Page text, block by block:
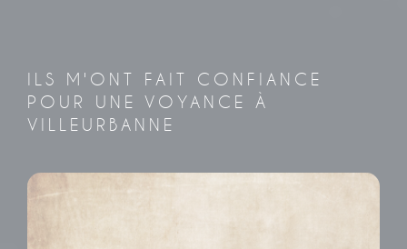
ILS M'ONT FAIT CONFIANCE
POUR UNE VOYANCE À
VILLEURBANNE